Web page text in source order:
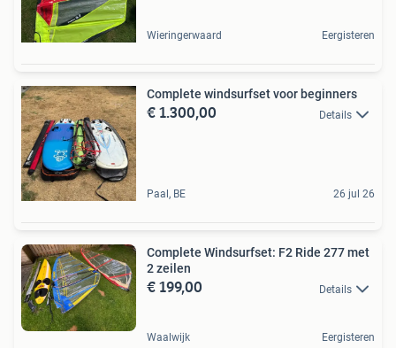
Wieringerwaard Eergisteren
Complete windsurfset voor beginners
€ 1.300,00 Details
Paal, BE 26 jul 26
Complete Windsurfset: F2 Ride 277 met
2 zeilen
€ 199,00 Details
Waalwijk Eergisteren